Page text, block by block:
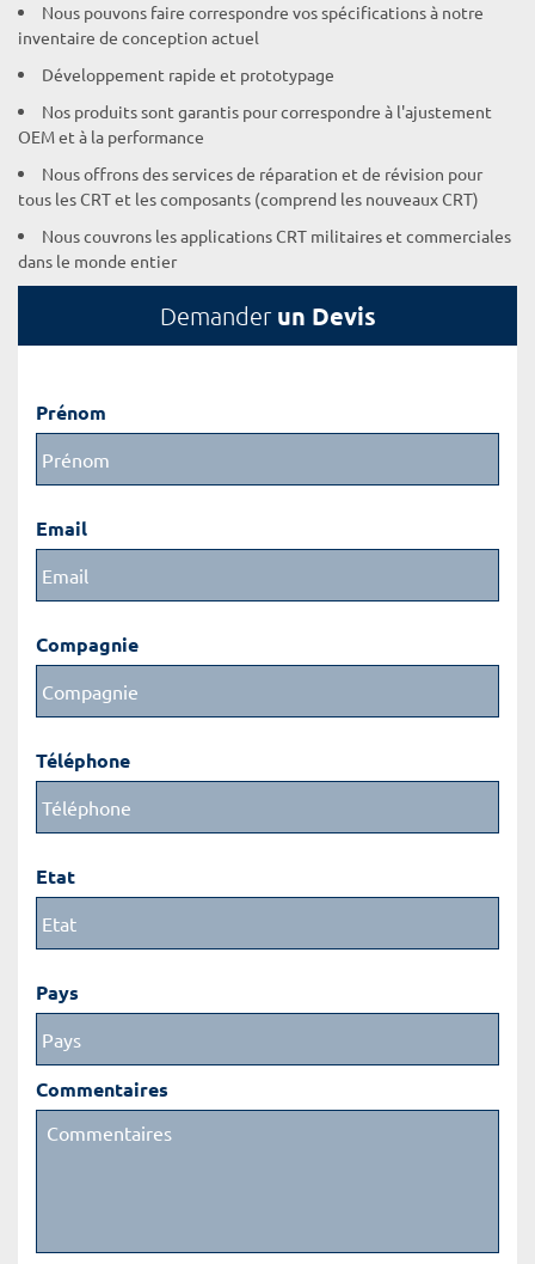
Nous pouvons faire correspondre vos spécifications à notre
inventaire de conception actuel
Développement rapide et prototypage
Nos produits sont garantis pour correspondre à l'ajustement
OEM et à la performance
Nous offrons des services de réparation et de révision pour
tous les CRT et les composants (comprend les nouveaux CRT)
Nous couvrons les applications CRT militaires et commerciales
dans le monde entier
Demander un Devis
Prénom
Email
Compagnie
Téléphone
Etat
Pays
Commentaires